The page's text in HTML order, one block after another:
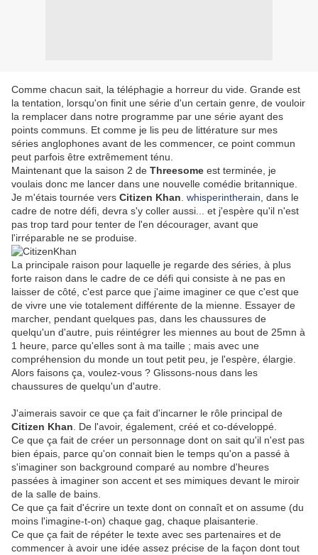
Comme chacun sait, la téléphagie a horreur du vide. Grande est
la tentation, lorsqu'on finit une série d'un certain genre, de vouloir
la remplacer dans notre programme par une série ayant des
points communs. Et comme je lis peu de littérature sur mes
séries anglophones avant de les commencer, ce point commun
peut parfois être extrêmement ténu.
Maintenant que la saison 2 de Threesome est terminée, je
voulais donc me lancer dans une nouvelle comédie britannique.
Je m'étais tournée vers Citizen Khan whisperintherain , dans le
cadre de notre défi, devra s'y coller aussi... et j'espère qu'il n'est
pas trop tard pour tenter de l'en décourager, avant que
l'irréparable ne se produise.
La principale raison pour laquelle je regarde des séries, à plus
forte raison dans le cadre de ce défi qui consiste à ne pas en
laisser de côté, c'est parce que j'aime imaginer ce que c'est que
de vivre une vie totalement différente de la mienne. Essayer de
marcher, pendant quelques pas, dans les chaussures de
quelqu'un d'autre, puis réintégrer les miennes au bout de 25mn à
1 heure, parce qu'elles sont à ma taille ; mais avec une
compréhension du monde un tout petit peu, je l'espère, élargie.
Alors faisons ça, voulez-vous ? Glissons-nous dans les
chaussures de quelqu'un d'autre.
J'aimerais savoir ce que ça fait d'incarner le rôle principal de
Citizen Khan . De l'avoir, également, créé et co-développé.
Ce que ça fait de créer un personnage dont on sait qu'il n'est pas
bien épais, parce qu'on connait bien le temps qu'on a passé à
s'imaginer son background comparé au nombre d'heures
passées à imaginer son accent et ses mimiques devant le miroir
de la salle de bains.
Ce que ça fait d'écrire un texte dont on connaît et on assume (du
moins l'imagine-t-on) chaque gag, chaque plaisanterie.
Ce que ça fait de répéter le texte avec ses partenaires et de
commencer à avoir une idée assez précise de la façon dont tout